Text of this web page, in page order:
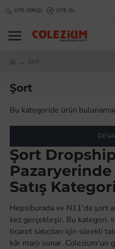
ÜYE GIRIŞI ÜYE OL
Şort
Şort
Bu kategoride ürün
Şort
Pazaryerinde
Satış
Hepsiburada ve N11'da şort
kez gerçekleşir. Bu kategori,
ticaret satıcıları için sürekli
kâr marjı sunar. Colezium'un